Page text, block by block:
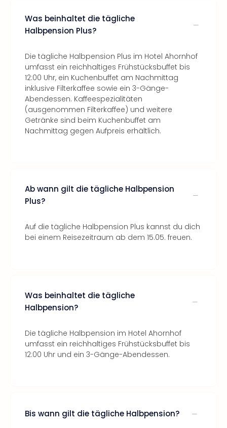
Was beinhaltet die tägliche
Halbpension Plus?
Die tägliche Halbpension Plus im Hotel Ahornhof
umfasst ein reichhaltiges Frühstücksbuffet bis
12:00 Uhr, ein Kuchenbuffet am Nachmittag
inklusive Filterkaffee sowie ein 3-Gänge-
Abendessen. Kaffeespezialitäten
(ausgenommen Filterkaffee) und weitere
Getränke sind beim Kuchenbuffet am
Nachmittag gegen Aufpreis erhältlich.
Ab wann gilt die tägliche Halbpension
Plus?
Auf die tägliche Halbpension Plus kannst du dich
bei einem Reisezeitraum ab dem 15.05. freuen.
Was beinhaltet die tägliche
Halbpension?
Die tägliche Halbpension im Hotel Ahornhof
umfasst ein reichhaltiges Frühstücksbuffet bis
12:00 Uhr und ein 3-Gänge-Abendessen.
Bis wann gilt die tägliche Halbpension?